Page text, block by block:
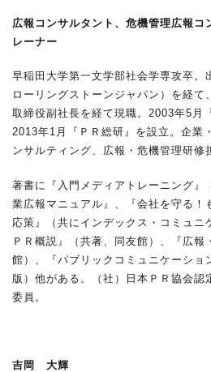
広報コンサルタント、危機管理広報コ
レーナー
早稲田大学第一文学部社会学専攻卒。
ローリングストーンジャパン）を経て
取締役副社長を経て現職。2003年5月
2013年1月『ＰＲ総研』を設立。企業
ンサルティング、広報・危機管理研修
著書に『入門メディアトレーニング』
業広報マニュアル』、『会社を守る！
応策』（共にインデックス・コミュニ
ＰＲ概説』（共著、同友館）、『広
館）、『パブリックコミュニケーショ
版）他がある。（社）日本ＰＲ協会認
委員。
吉岡 大輝